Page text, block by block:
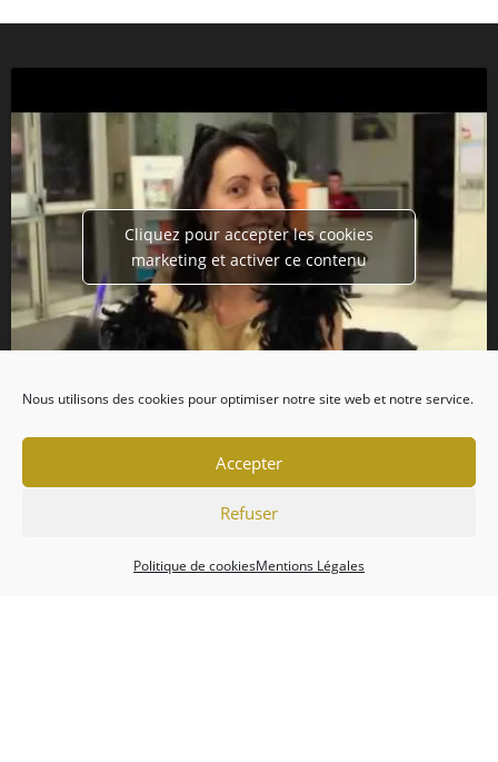
Nous utilisons des cookies pour optimiser notre site web et notre service.
Accepter
Refuser
Politique de cookiesMentions Légales
Cliquez pour accepter les cookies
marketing et activer ce contenu